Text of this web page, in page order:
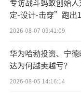
就自身而言
陶玉岭表
架构进行了一
年下降了2元/kg
专访战斗蚂蚁创始
定-设计-击穿”跑出
2026-08-07 09:41:09
华为哈勃投资、宁
达为何越卖越亏？
2026-08-05 14:16:14